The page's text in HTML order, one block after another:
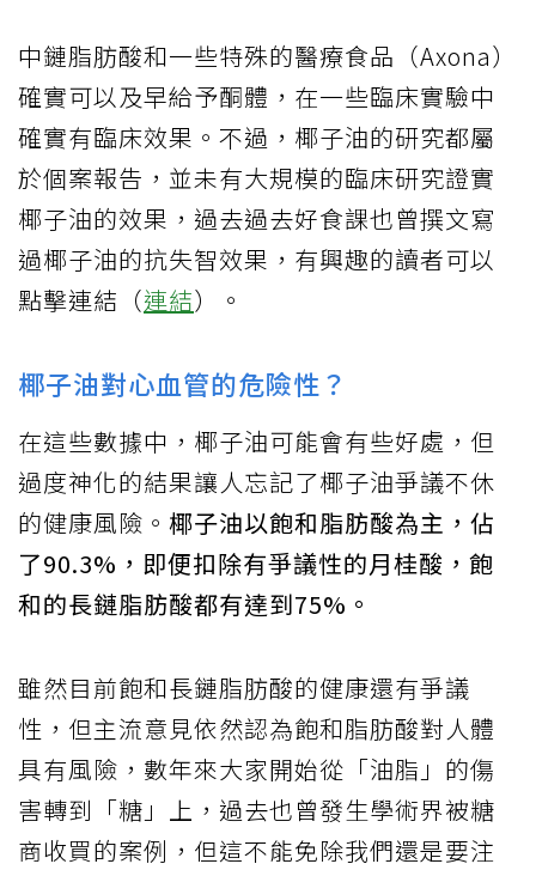
中鏈脂肪酸和一些特殊的醫療食品（Axona）
確實可以及早給予酮體，在一些臨床實驗中
確實有臨床效果。不過，椰子油的研究都屬
於個案報告，並未有大規模的臨床研究證實
椰子油的效果，過去過去好食課也曾撰文寫
過椰子油的抗失智效果，有興趣的讀者可以
點擊連結（連結）。
椰子油對心血管的危險性？
在這些數據中，椰子油可能會有些好處，但
過度神化的結果讓人忘記了椰子油爭議不休
的健康風險。 椰子油以飽和脂肪酸為主，佔
了90.3%，即便扣除有爭議性的月桂酸，飽
和的長鏈脂肪酸都有達到75%。
雖然目前飽和長鏈脂肪酸的健康還有爭議
性，但主流意見依然認為飽和脂肪酸對人體
具有風險，數年來大家開始從「油脂」的傷
害轉到「糖」上，過去也曾發生學術界被糖
商收買的案例，但這不能免除我們還是要注